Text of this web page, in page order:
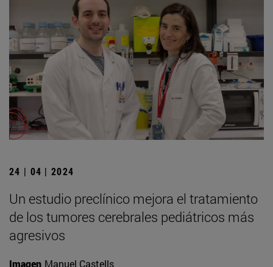
24 | 04 | 2024
Un estudio preclínico mejora el tratamiento
de los tumores cerebrales pediátricos más
agresivos
Imagen Manuel Castells